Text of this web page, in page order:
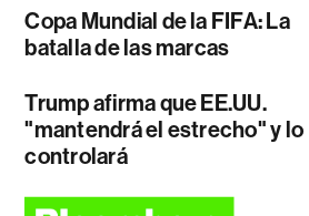
Copa Mundial de la FIFA: La
batalla de las marcas
Trump afirma que EE.UU.
"mantendrá el estrecho" y lo
controlará